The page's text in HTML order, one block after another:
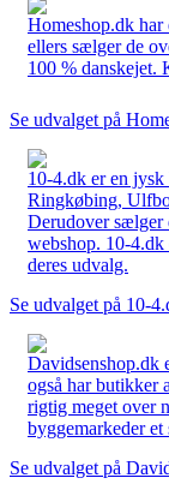
Homeshop.dk
ellers sælger de
100 % danskejet.
Se udvalget på
10-4.dk er en
Ringkøbing,
Derudover sælger
webshop. 10-
deres udvalg.
Se udvalget på 10-
Davidsenshop.dk
også har butikker
rigtig meget over
byggemarkeder
Se udvalget på